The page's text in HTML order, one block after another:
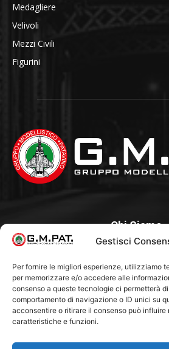
Gestisci
Per fornire le migliori esperienze, utilizziamo
per memorizzare e/o accedere alle
consenso a queste tecnologie ci permetterà
comportamento di navigazione o ID unici su
acconsentire o ritirare il consenso può
caratteristiche e funzioni.
Medagliere
Velivoli
Mezzi Civili
Figurini
Chi Siamo
l’intento di creare a Padova un punto
riferimento per l’hobby del modellismo
“fondatori” ci sono Franco Callegari e
Seguici Su